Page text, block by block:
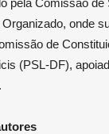
pela Comissão de
onde
de
(PSL-DF),